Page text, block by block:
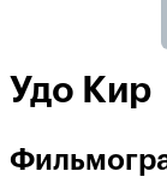
Удо Кир